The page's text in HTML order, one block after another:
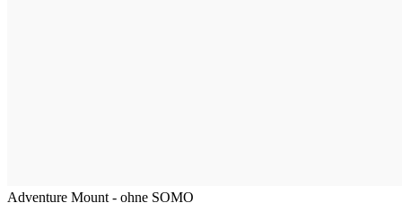
Adventure Mount - ohne SOMO